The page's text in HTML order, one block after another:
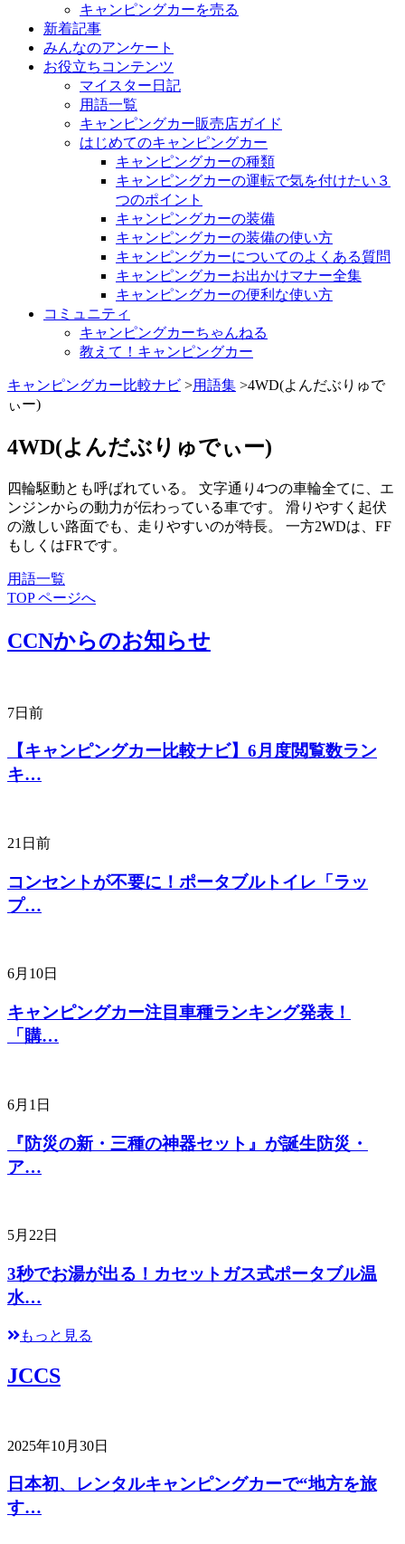
キャンピングカーを売る
新着記事
みんなのアンケート
お役立ちコンテンツ
マイスター日記
用語一覧
キャンピングカー販売店ガイド
はじめてのキャンピングカー
キャンピングカーの種類
キャンピングカーの運転で気を付けたい３
つのポイント
キャンピングカーの装備
キャンピングカーの装備の使い方
キャンピングカーについてのよくある質問
キャンピングカーお出かけマナー全集
キャンピングカーの便利な使い方
コミュニティ
キャンピングカーちゃんねる
教えて！キャンピングカー
キャンピングカー比較ナビ >用語集 >4WD(よんだぶりゅで
ぃー)
4WD(よんだぶりゅでぃー)
四輪駆動とも呼ばれている。 文字通り4つの車輪全てに、エ
ンジンからの動力が伝わっている車です。 滑りやすく起伏
の激しい路面でも、走りやすいのが特長。 一方2WDは、FF
もしくはFRです。
用語一覧
TOP ページへ
CCNからのお知らせ
7日前
【キャンピングカー比較ナビ】6月度閲覧数ラン
キ…
21日前
コンセントが不要に！ポータブルトイレ「ラッ
プ…
6月10日
キャンピングカー注目車種ランキング発表！
「購…
6月1日
『防災の新・三種の神器セット』が誕生防災・
ア…
5月22日
3秒でお湯が出る！カセットガス式ポータブル温
水…
もっと見る
JCCS
2025年10月30日
日本初、レンタルキャンピングカーで“地方を旅
す…